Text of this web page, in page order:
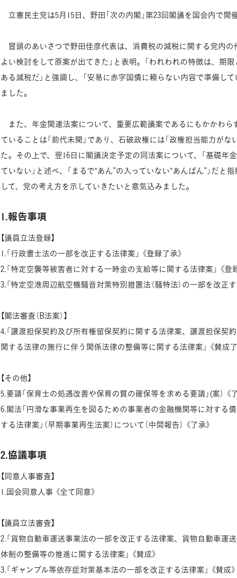
立憲民主党は5月15日、野田「次の内閣」第23回閣議を国会内で開
冒頭のあいさつで野田佳彦代表は、消費税の減税に関する党内の
よい検討をして原案が出てきた」と表明。「われわれの特徴は、期
ある減税だ」と強調し、「安易に赤字国債に頼らない内容で準備して
ました。
また、年金関連法案について、重要広範議案であるにもかかわら
ていることは「前代未聞」であり、石破政権には「政権担当能力がな
た。その上で、翌16日に閣議決定予定の同法案について、「基礎年
ていない」と述べ、「まるで“あん”の入っていない“あんぱん”」だと
して、党の考え方を示していきたいと意気込みました。
1.報告事項
【議員立法登録】
1.「行政書士法の一部を改正する法律案」 《登録了承》
2.「特定空襲等被害者に対する一時金の支給等に関する法律案」 《登
3.「特定空港周辺航空機騒音対策特別措置法（騒特法）の一部を改正す
【閣法審査（B法案）】
4.「譲渡担保契約及び所有権留保契約に関する法律案、譲渡担保契
関する法律の施行に伴う関係法律の整備等に関する法律案」 《賛成了
【その他】
5.要請「保育士の処遇改善や保育の質の確保等を求める要請」(案） 《
6.閣法「円滑な事業再生を図るための事業者の金融機関等に対する
する法律案」（早期事業再生法案）について（中間報告） 《了承》
2.協議事項
【同意人事審査】
1.国会同意人事 《全て同意》
【議員立法審査】
2.「貨物自動車運送事業法の一部を改正する法律案、貨物自動車運
体制の整備等の推進に関する法律案」 《賛成》
3.「ギャンブル等依存症対策基本法の一部を改正する法律案」 《賛成》